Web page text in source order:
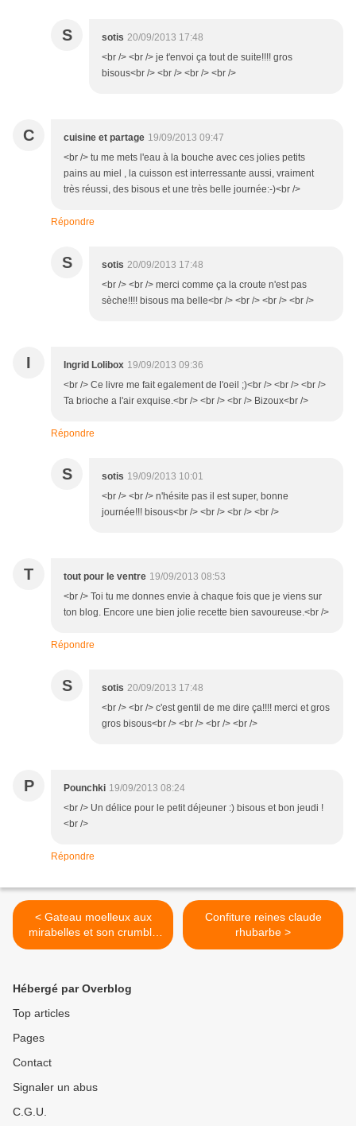
S sotis 20/09/2013 17:48
<br /> <br /> je t'envoi ça tout de suite!!!! gros
bisous<br /> <br /> <br /> <br />
C cuisine et partage 19/09/2013 09:47
<br /> tu me mets l'eau à la bouche avec ces jolies petits
pains au miel , la cuisson est interressante aussi, vraiment
très réussi, des bisous et une très belle journée:-)<br />
Répondre
S sotis 20/09/2013 17:48
<br /> <br /> merci comme ça la croute n'est pas
sèche!!!! bisous ma belle<br /> <br /> <br /> <br />
I Ingrid Lolibox 19/09/2013 09:36
<br /> Ce livre me fait egalement de l'oeil ;)<br /> <br /> <br />
Ta brioche a l'air exquise.<br /> <br /> <br /> Bizoux<br />
Répondre
S sotis 19/09/2013 10:01
<br /> <br /> n'hésite pas il est super, bonne
journée!!! bisous<br /> <br /> <br /> <br />
T tout pour le ventre 19/09/2013 08:53
<br /> Toi tu me donnes envie à chaque fois que je viens sur
ton blog. Encore une bien jolie recette bien savoureuse.<br />
Répondre
S sotis 20/09/2013 17:48
<br /> <br /> c'est gentil de me dire ça!!!! merci et gros
gros bisous<br /> <br /> <br /> <br />
P Pounchki 19/09/2013 08:24
<br /> Un délice pour le petit déjeuner :) bisous et bon jeudi !
<br />
Répondre
< Gateau moelleux aux
mirabelles et son crumble
de noisette
Confiture reines claude
rhubarbe >
Hébergé par Overblog
Top articles
Pages
Contact
Signaler un abus
C.G.U.